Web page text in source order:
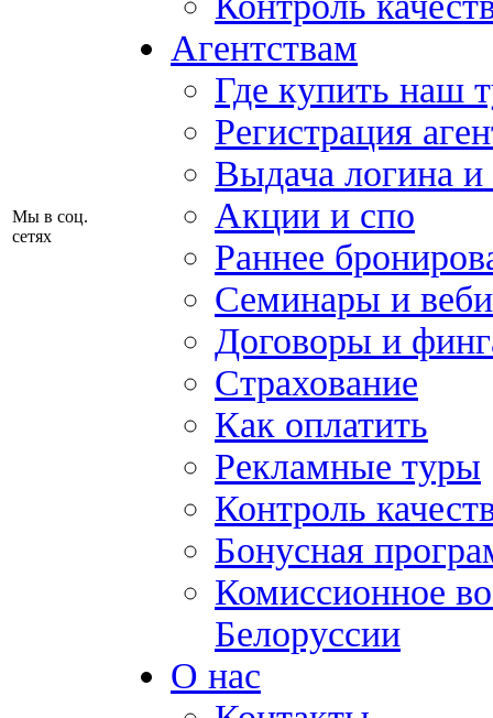
Мы в соц.
сетях
Агентствам
Где купить наш
Регистрация
Выдача логина и
Акции и спо
Раннее
Семинары и
Договоры и
Страхование
Как оплатить
Рекламные туры
Контроль
Бонусная
Комиссионное
Белоруссии
О нас